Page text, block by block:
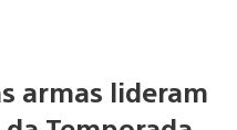
armas lideram